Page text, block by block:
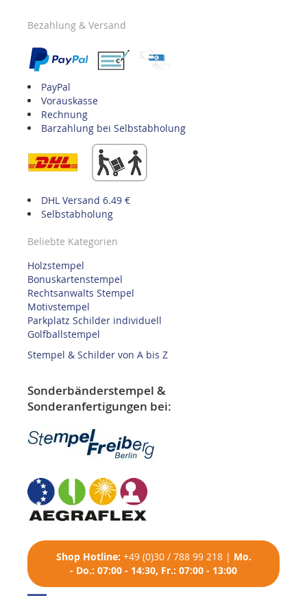
Bezahlung & Versand
PayPal
Vorauskasse
Rechnung
Barzahlung bei Selbstabholung
DHL Versand 6.49 €
Selbstabholung
Beliebte Kategorien
Holzstempel
Bonuskartenstempel
Rechtsanwalts Stempel
Motivstempel
Parkplatz Schilder individuell
Golfballstempel
Stempel & Schilder von A bis Z
Sonderbänderstempel &
Sonderanfertigungen bei:
Shop Hotline: +49 (0)30 / 788 99 218| Mo.
- Do.: 07:00 - 14:30, Fr.: 07:00 - 13:00